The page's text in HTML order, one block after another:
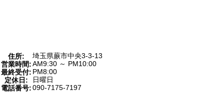
住所:
埼玉県蕨市中央3-3-13
営業時間:AM9:30 ～ PM10:00
最終受付: PM8:00
定休日:
日曜日
電話番号:090-7175-7197